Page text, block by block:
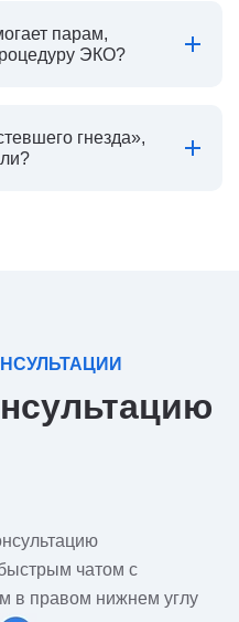
парам,
ЭКО?
гнезда»,
чатом с
в правом нижнем углу